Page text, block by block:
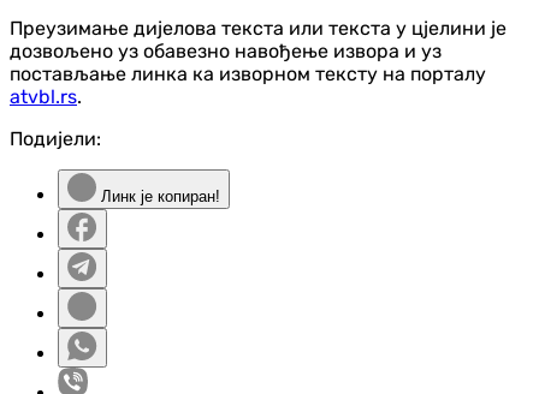
Преузимање дијелова текста или текста у цјелини је
дозвољено уз обавезно навођење извора и уз
постављање линка ка изворном тексту на порталу
atvbl.rs.
Подијели:
Линк је копиран!